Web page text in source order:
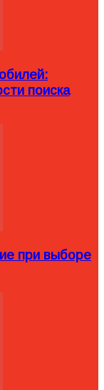
поиска
при выборе